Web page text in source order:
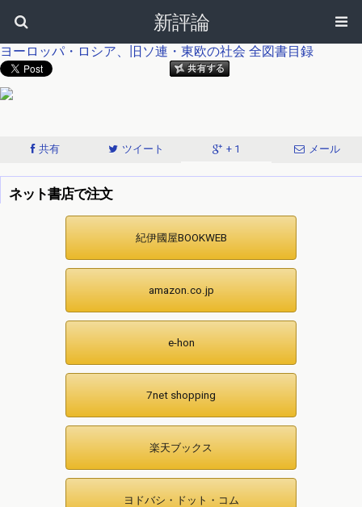
新評論
ヨーロッパ・ロシア、旧ソ連・東欧の社会 全図書目録
共有 ツイート + 1 メール
ネット書店で注文
紀伊國屋BOOKWEB
amazon.co.jp
e-hon
7net shopping
楽天ブックス
ヨドバシ・ドット・コム